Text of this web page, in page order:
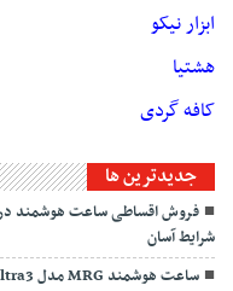
ابزار نیکو
هشتیا
کافه گردی
جديدترين ها
فروش اقساطی ساعت هوشمند
شرایط آسان
ساعت هوشمند MRG مدل M-ultra3